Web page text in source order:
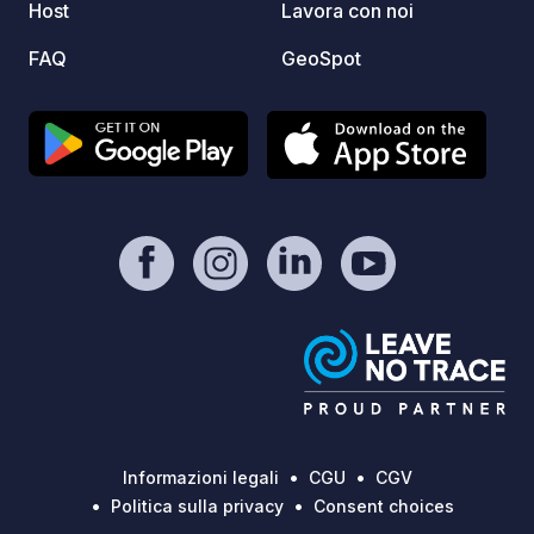
Host
FAQ
Lavora con noi
GeoSpot
Informazioni legali CGU
CGV
Politica sulla privacy
Consent choices